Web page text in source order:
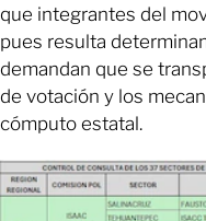
que integrantes del
pues resulta
demandan que se
de votación y los
cómputo estatal.